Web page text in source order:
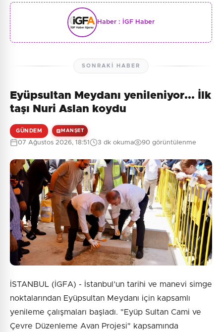
Haber : İGF Haber
SONRAKI HABER
Eyüpsultan Meydanı yenileniyor... İlk
taşı Nuri Aslan koydu
GÜNDEM MANŞET
07 Ağustos 2026, 18:51 3 dk okuma 90 görüntülenme
İSTANBUL (İGFA) - İstanbul’un tarihi ve manevi simge
noktalarından Eyüpsultan Meydanı için kapsamlı
yenileme çalışmaları başladı. "Eyüp Sultan Cami ve
Çevre Düzenleme Avan Projesi" kapsamında